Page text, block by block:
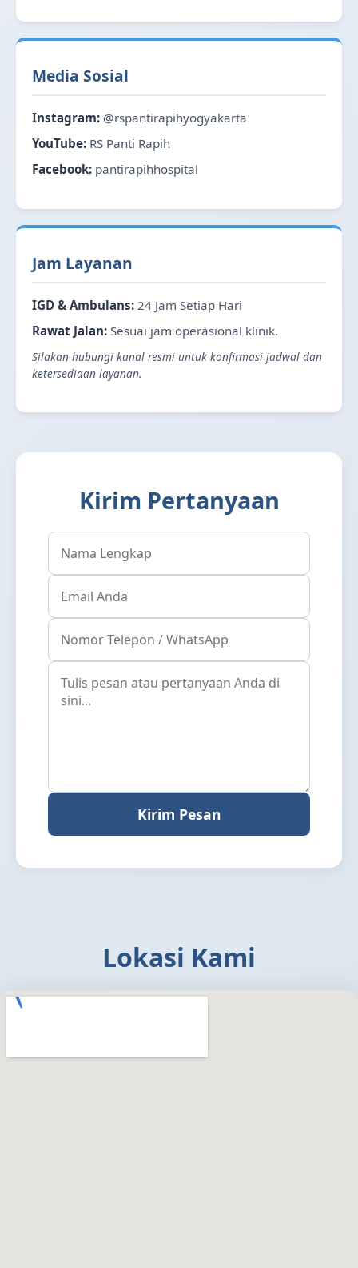
Media Sosial
Instagram: @rspantirapihyogyakarta
YouTube: RS Panti Rapih
Facebook: pantirapihhospital
Jam Layanan
IGD & Ambulans: 24 Jam Setiap Hari
Rawat Jalan: Sesuai jam operasional klinik.
Silakan hubungi kanal resmi untuk konfirmasi jadwal dan
ketersediaan layanan.
Kirim Pertanyaan
Kirim Pesan
Lokasi Kami